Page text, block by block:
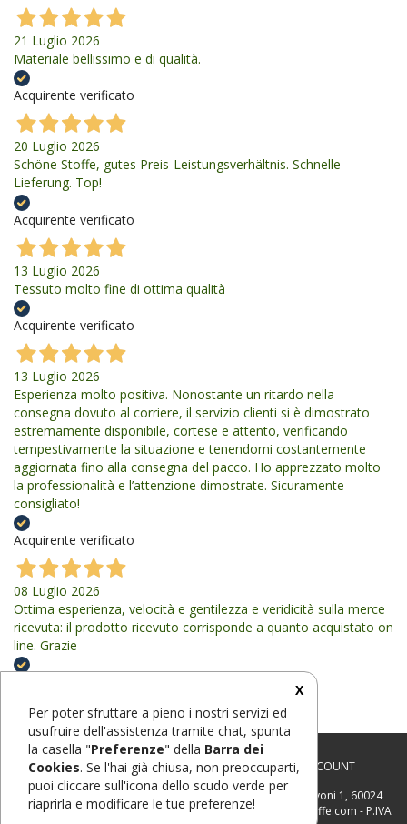
21 Luglio 2026
Materiale bellissimo e di qualità.
Acquirente verificato
20 Luglio 2026
Schöne Stoffe, gutes Preis-Leistungsverhältnis. Schnelle
Lieferung. Top!
Acquirente verificato
13 Luglio 2026
Tessuto molto fine di ottima qualità
Acquirente verificato
13 Luglio 2026
Esperienza molto positiva. Nonostante un ritardo nella
consegna dovuto al corriere, il servizio clienti si è dimostrato
estremamente disponibile, cortese e attento, verificando
tempestivamente la situazione e tenendomi costantemente
aggiornata fino alla consegna del pacco. Ho apprezzato molto
la professionalità e l’attenzione dimostrate. Sicuramente
consigliato!
Acquirente verificato
08 Luglio 2026
Ottima esperienza, velocità e gentilezza e veridicità sulla merce
ricevuta: il prodotto ricevuto corrisponde a quanto acquistato on
line. Grazie
CHI SIAMO-CONTATTI-CONDIZIONI-FAQ-MY ACCOUNT
Tessuti Mazzarini di Mazzarini Giorgio- Via G. Schiavoni 1, 60024
Filottrano (AN) - Tel: 071 722 1889 - Email: info@tessutiestoffe.com - P.IVA
X
Per poter sfruttare a pieno i nostri servizi ed
usufruire dell'assistenza tramite chat, spunta
la casella "Preferenze" della Barra dei
Cookies. Se l'hai già chiusa, non preoccuparti,
puoi cliccare sull'icona dello scudo verde per
riaprirla e modificare le tue preferenze!